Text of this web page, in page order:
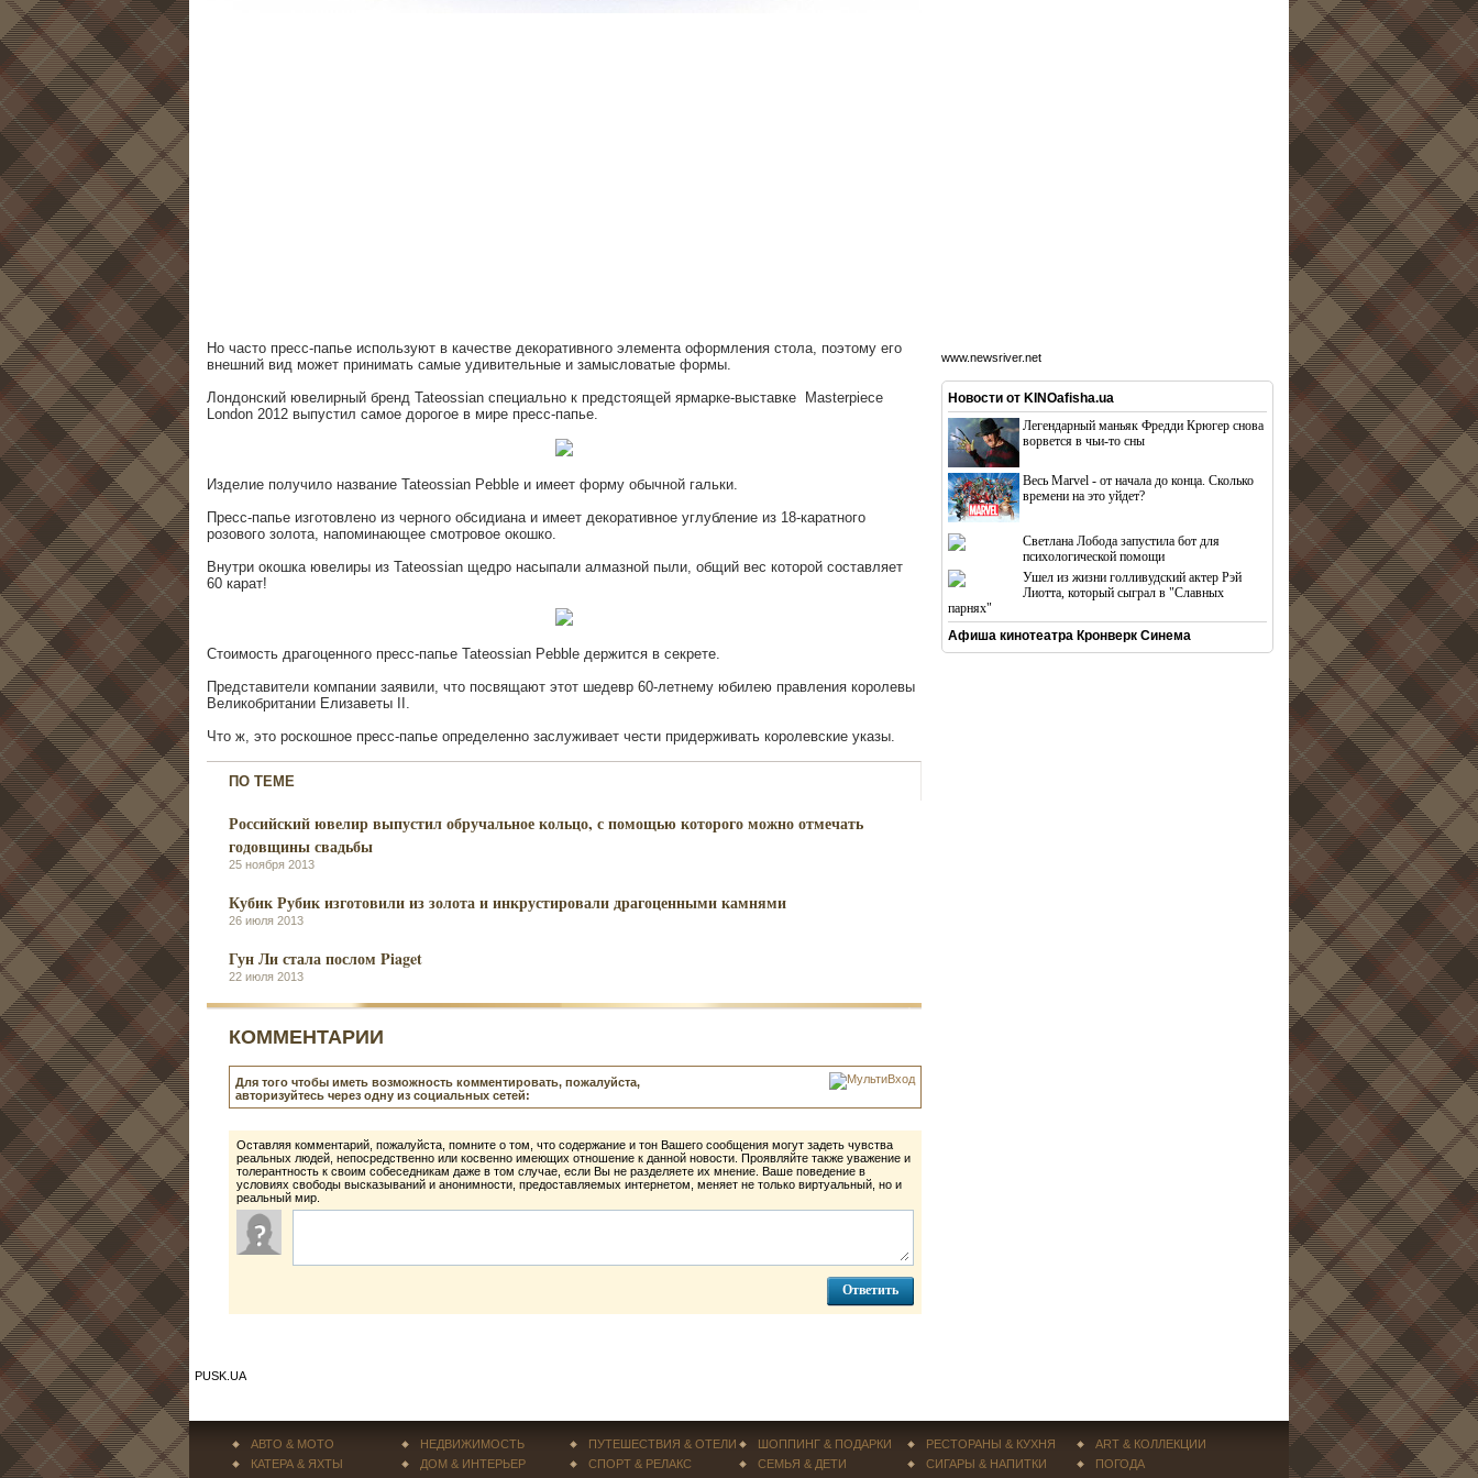
Но часто пресс-папье используют в качестве декоративного элемента оформления стола, поэтому его
внешний вид может принимать самые удивительные и замысловатые формы.
Лондонский ювелирный бренд Tateossian специально к предстоящей ярмарке-выставке Masterpiece
London 2012 выпустил самое дорогое в мире пресс-папье.
Изделие получило название Tateossian Pebble и имеет форму обычной гальки.
Пресс-папье изготовлено из черного обсидиана и имеет декоративное углубление из 18-каратного
розового золота, напоминающее смотровое окошко.
Внутри окошка ювелиры из Tateossian щедро насыпали алмазной пыли, общий вес которой составляет
60 карат!
Стоимость драгоценного пресс-папье Tateossian Pebble держится в секрете.
Представители компании заявили, что посвящают этот шедевр 60-летнему юбилею правления королевы
Великобритании Елизаветы II.
Что ж, это роскошное пресс-папье определенно заслуживает чести придерживать королевские указы.
ПО ТЕМЕ
Российский ювелир выпустил обручальное кольцо, с помощью которого можно отмечать
годовщины свадьбы
25 ноября 2013
Кубик Рубик изготовили из золота и инкрустировали драгоценными камнями
26 июля 2013
Гун Ли стала послом Piaget
22 июля 2013
КОММЕНТАРИИ
Для того чтобы иметь возможность комментировать, пожалуйста,
авторизуйтесь через одну из социальных сетей:
Оставляя комментарий, пожалуйста, помните о том, что содержание и тон Вашего сообщения могут задеть чувства
реальных людей, непосредственно или косвенно имеющих отношение к данной новости. Проявляйте также уважение и
толерантность к своим собеседникам даже в том случае, если Вы не разделяете их мнение. Ваше поведение в
условиях свободы высказываний и анонимности, предоставляемых интернетом, меняет не только виртуальный, но и
реальный мир.
www.newsriver.net
Новости от KINOafisha.ua
Легендарный маньяк Фредди Крюгер снова
ворвется в чьи-то сны
Весь Marvel - от начала до конца. Сколько
времени на это уйдет?
Светлана Лобода запустила бот для
психологической помощи
Ушел из жизни голливудский актер Рэй
Лиотта, который сыграл в "Славных
парнях"
Афиша кинотеатра Кронверк Синема
PUSK.UA
АВТО & МОТО
КАТЕРА & ЯХТЫ
НЕДВИЖИМОСТЬ
ДОМ & ИНТЕРЬЕР
ПУТЕШЕСТВИЯ & ОТЕЛИ
СПОРТ & РЕЛАКС
ШОППИНГ & ПОДАРКИ
СЕМЬЯ & ДЕТИ
РЕСТОРАНЫ & КУХНЯ
СИГАРЫ & НАПИТКИ
ART & КОЛЛЕКЦИИ
ПОГОДА